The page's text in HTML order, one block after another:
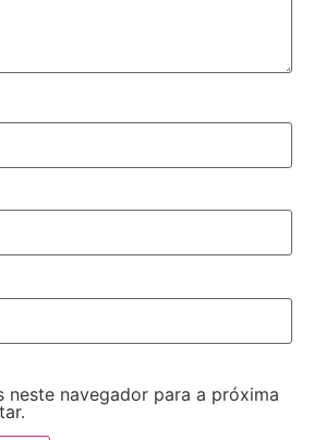
neste navegador para a próxima